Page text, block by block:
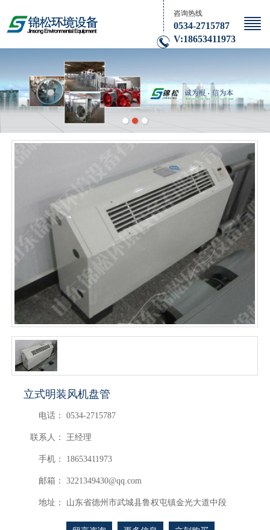
咨询热线
0534-2715787
V:18653411973
立式明装风机盘管
电话： 0534-2715787
联系人： 王经理
手机： 18653411973
邮箱： 3221349430@qq.com
地址： 山东省德州市武城县鲁权屯镇金光大道中段